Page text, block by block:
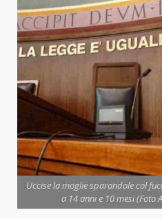
Uccise la moglie sparandole col
a 14 anni e 10 mesi (Foto